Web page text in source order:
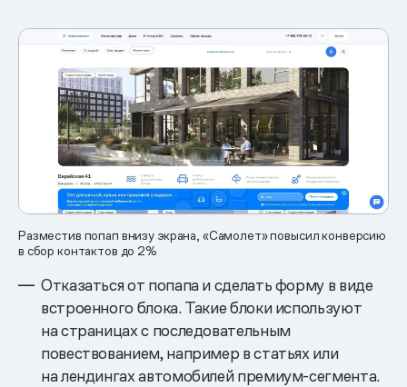
Разместив попап внизу экрана, «Самолет» повысил конверсию
в сбор контактов до 2%
Отказаться от попапа и сделать форму в виде
встроенного блока. Такие блоки используют
на страницах с последовательным
повествованием, например в статьях или
на лендингах автомобилей премиум-сегмента.